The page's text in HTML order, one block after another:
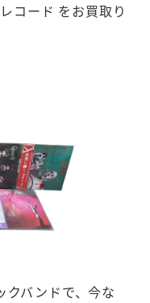
コード をお買取り
クバンドで、今な